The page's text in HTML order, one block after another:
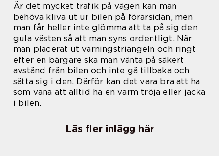
Är det mycket trafik på vägen kan man
behöva kliva ut ur bilen på förarsidan, men
man får heller inte glömma att ta på sig den
gula västen så att man syns ordentligt. När
man placerat ut varningstriangeln och ringt
efter en bärgare ska man vänta på säkert
avstånd från bilen och inte gå tillbaka och
sätta sig i den. Därför kan det vara bra att ha
som vana att alltid ha en varm tröja eller jacka
i bilen.
Läs fler inlägg här